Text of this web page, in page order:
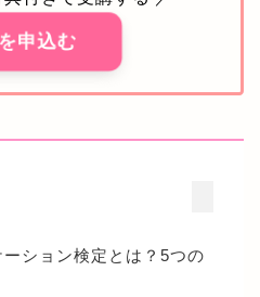
申込む
ション検定とは？5つの